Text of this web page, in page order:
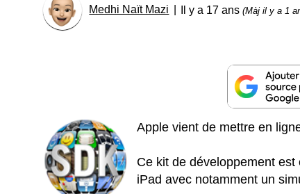
Medhi Naït Mazi Il y a 17 ans(Màj il y a 1
Apple vient de mettre en
Ce kit de développement
iPad avec notamment un